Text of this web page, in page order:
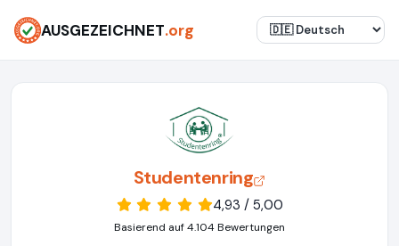
AUSGEZEICHNET.org
Studentenring
4,93 / 5,00
Basierend auf 4.104 Bewertungen